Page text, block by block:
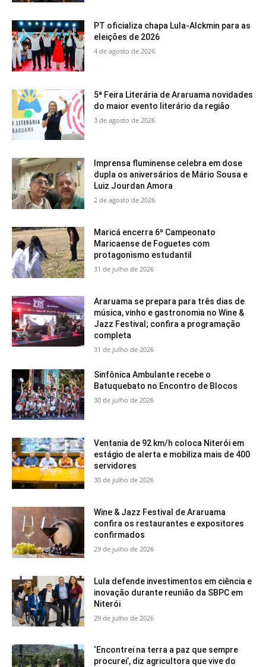
PT oficializa chapa Lula-Alckmin para as
eleições de 2026
4 de agosto de 2026
5ª Feira Literária de Araruama novidades
do maior evento literário da região
3 de agosto de 2026
Imprensa fluminense celebra em dose
dupla os aniversários de Mário Sousa e
Luiz Jourdan Amora
2 de agosto de 2026
Maricá encerra 6º Campeonato
Maricaense de Foguetes com
protagonismo estudantil
31 de julho de 2026
Araruama se prepara para três dias de
música, vinho e gastronomia no Wine &
Jazz Festival; confira a programação
completa
31 de julho de 2026
Sinfônica Ambulante recebe o
Batuquebato no Encontro de Blocos
30 de julho de 2026
Ventania de 92 km/h coloca Niterói em
estágio de alerta e mobiliza mais de 400
servidores
30 de julho de 2026
Wine & Jazz Festival de Araruama
confira os restaurantes e expositores
confirmados
29 de julho de 2026
Lula defende investimentos em ciência e
inovação durante reunião da SBPC em
Niterói
29 de julho de 2026
‘Encontrei na terra a paz que sempre
procurei’, diz agricultora que vive do